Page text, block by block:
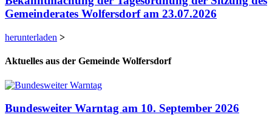
Gemeinderates Wolfersdorf am 23.07.2026
herunterladen >
Aktuelles aus der Gemeinde Wolfersdorf
Bundesweiter Warntag am 10. September 2026